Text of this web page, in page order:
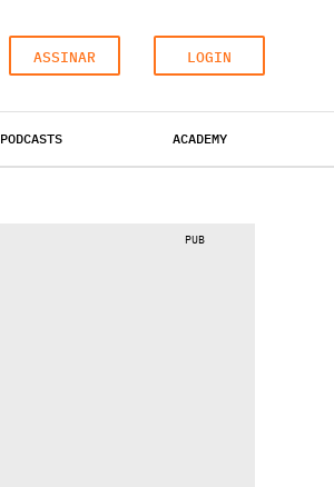
ASSINAR LOGIN
PODCASTS ACADEMY
PUB